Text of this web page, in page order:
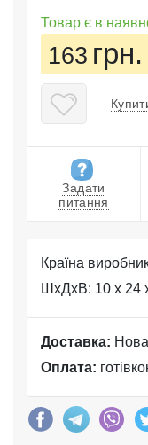
Товар є в
163 грн.
Задати
питання
Країна
ШхДхВ: 10 x 24
Доставка:
Оплата: